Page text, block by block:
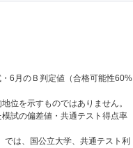
6月のＢ判定値（合格可能性60%
位を示すものではありません。
試の偏差値・共通テスト得点率
は、国公立大学、共通テスト利